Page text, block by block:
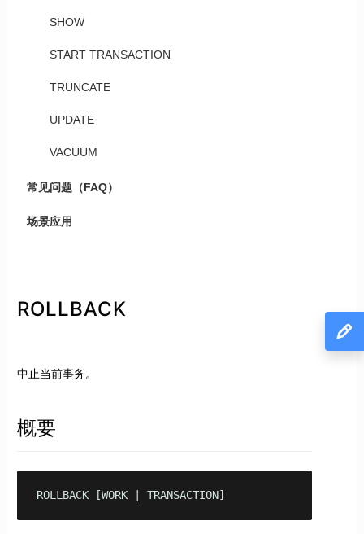
SHOW
START TRANSACTION
TRUNCATE
UPDATE
VACUUM
常见问题（FAQ）
场景应用
ROLLBACK
中止当前事务。
概要
ROLLBACK [WORK | TRANSACTION]